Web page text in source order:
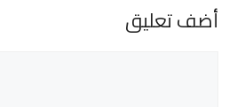
أضف تعليق